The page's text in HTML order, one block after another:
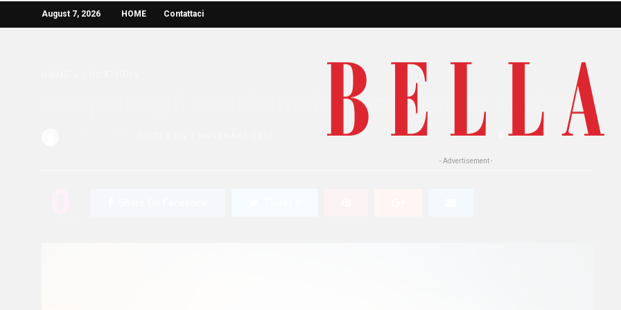
August 7, 2026 HOME Contattaci
- Advertisement -
Scoprire gli Stati Uniti attraverso le serie tv
0
407 Views